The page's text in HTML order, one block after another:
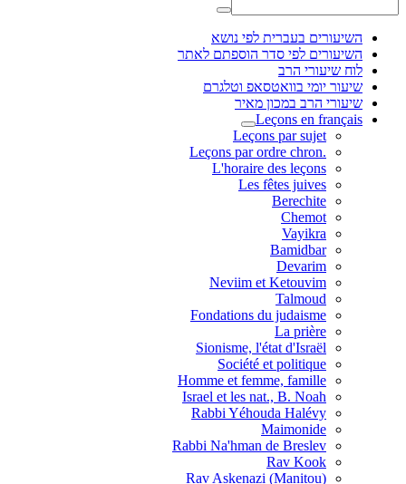
השיעורים בעברית לפי נושא
השיעורים לפי סדר הוספתם לאתר
לוח שיעורי הרב
שיעור יומי בוואטסאפ וטלגרם
שיעורי הרב במכון מאיר
Leçons en français
Leçons par sujet
.Leçons par ordre chron
L'horaire des leçons
Les fêtes juives
Berechite
Chemot
Vayikra
Bamidbar
Devarim
Neviim et Ketouvim
Talmoud
Fondations du judaisme
La prière
Sionisme, l'état d'Israël
Société et politique
Homme et femme, famille
Israel et les nat., B. Noah
Rabbi Yéhouda Halévy
Maimonide
Rabbi Na'hman de Breslev
Rav Kook
(Rav Askenazi (Manitou